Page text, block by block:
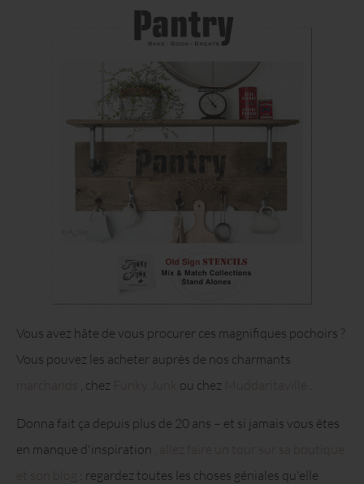
Vous avez hâte de vous procurer ces magnifiques pochoirs ?
Vous pouvez les acheter auprès de nos charmants
, chez ou chez .
Donna fait ça depuis plus de 20 ans – et si jamais vous êtes
en manque d'inspiration
: regardez toutes les choses géniales qu'elle